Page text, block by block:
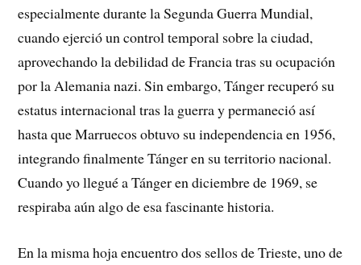
especialmente durante la Segunda Guerra Mundial,
cuando ejerció un control temporal sobre la ciudad,
aprovechando la debilidad de Francia tras su ocupación
por la Alemania nazi. Sin embargo, Tánger recuperó su
estatus internacional tras la guerra y permaneció así
hasta que Marruecos obtuvo su independencia en 1956,
integrando finalmente Tánger en su territorio nacional.
Cuando yo llegué a Tánger en diciembre de 1969, se
respiraba aún algo de esa fascinante historia.
En la misma hoja encuentro dos sellos de Trieste, uno de